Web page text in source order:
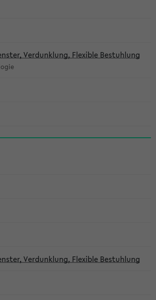
Verdunklung, Flexible Bestuhlung
Verdunklung, Flexible Bestuhlung